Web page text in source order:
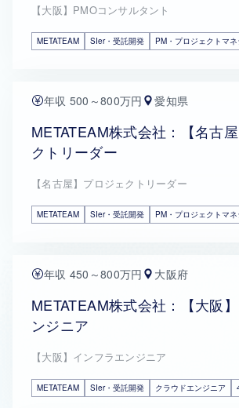
【大阪】PMOコンサルタント
METATEAM SIer・受託開発 PM・プロジェクトマネ
年収 500～800万円 愛知県
METATEAM株式会社：【名古
クトリーダー
【名古屋】プロジェクトリーダー
METATEAM SIer・受託開発 PM・プロジェクトマネ
年収 450～800万円 大阪府
METATEAM株式会社：【大阪
ンジニア
【大阪】インフラエンジニア
METATEAM SIer・受託開発 クラウドエンジニア